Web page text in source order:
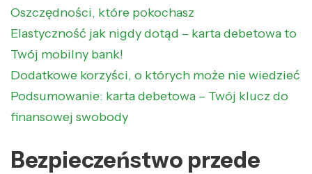
Oszczędności, które pokochasz
Elastyczność jak nigdy dotąd – karta debetowa to
Twój mobilny bank!
Dodatkowe korzyści, o których może nie wiedzieć
Podsumowanie: karta debetowa – Twój klucz do
finansowej swobody
Bezpieczeństwo przede